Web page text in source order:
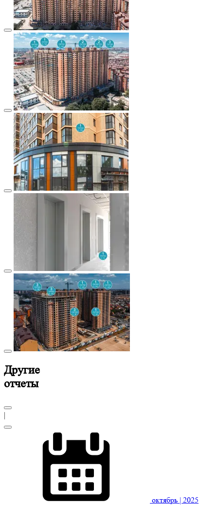
Другие
отчеты
|
октябрь | 2025